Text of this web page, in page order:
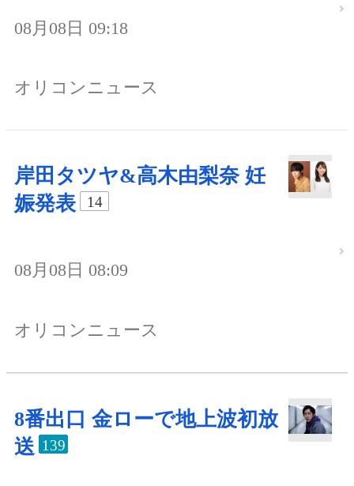
08月08日 09:18
オリコンニュース
岸田タツヤ&高木由梨奈 妊
娠発表
14
08月08日 08:09
オリコンニュース
8番出口 金ローで地上波初放
送 139